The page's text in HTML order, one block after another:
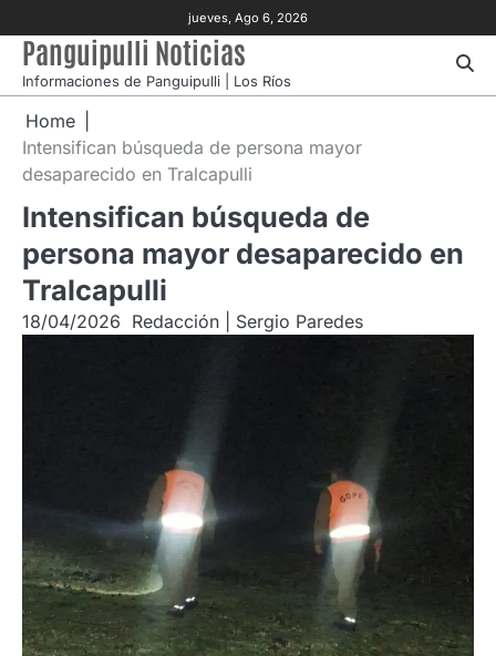
to
content
jueves, Ago 6, 2026
Panguipulli Noticias
Informaciones de Panguipulli | Los Ríos
Home
Intensifican búsqueda de persona mayor
desaparecido en Tralcapulli
Intensifican búsqueda de
persona mayor desaparecido en
Tralcapulli
18/04/2026 Redacción | Sergio Paredes